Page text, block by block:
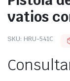
vatios
SKU: HRU-541C